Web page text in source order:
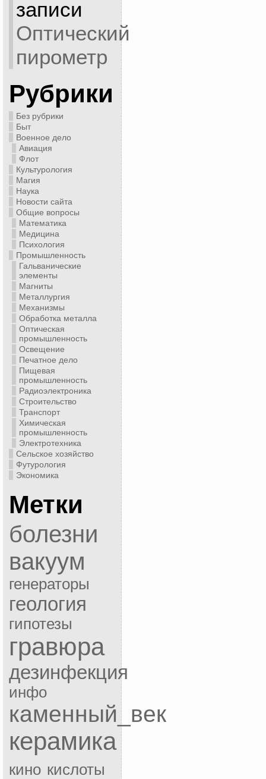
записи
Оптический
пирометр
Рубрики
Без рубрики
Быт
Военное дело
Авиация
Флот
Культурология
Магия
Наука
Новости сайта
Общие вопросы
Математика
Медицина
Психология
Промышленность
Гальванические
элементы
Магниты
Металлургия
Механизмы
Обработка металла
Оптическая
промышленность
Освещение
Печатное дело
Пищевая
промышленность
Радиоэлектроника
Строительство
Транспорт
Химическая
промышленность
Электротехника
Сельское хозяйство
Футурология
Экономика
Метки
болезни
вакуум
генераторы
геология
гипотезы
гравюра
дезинфекция
инфо
каменный_век
керамика
кино кислоты